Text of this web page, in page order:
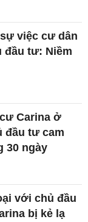
việc cư dân
đầu tư: Niềm
Carina ở
đầu tư cam
30 ngày
với chủ đầu
bị kẻ lạ